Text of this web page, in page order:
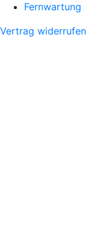
Fernwartung
Vertrag widerrufen